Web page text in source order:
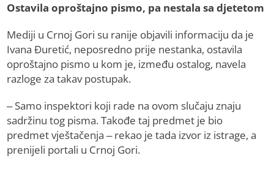
Ostavila oproštajno pismo, pa nestala sa djetetom
Mediji u Crnoj Gori su ranije objavili informaciju da je
Ivana Đuretić, neposredno prije nestanka, ostavila
oproštajno pismo u kom je, između ostalog, navela
razloge za takav postupak.
– Samo inspektori koji rade na ovom slučaju znaju
sadržinu tog pisma. Takođe taj predmet je bio
predmet vještačenja – rekao je tada izvor iz istrage, a
prenijeli portali u Crnoj Gori.